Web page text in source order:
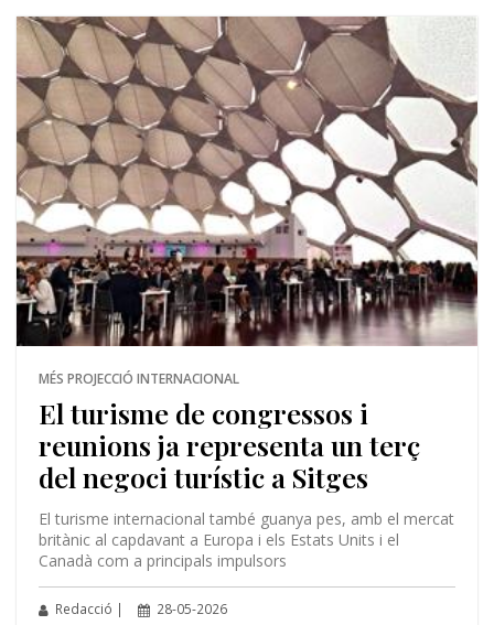
MÉS PROJECCIÓ INTERNACIONAL
El turisme de congressos i
reunions ja representa un terç
del negoci turístic a Sitges
El turisme internacional també guanya pes, amb el mercat
britànic al capdavant a Europa i els Estats Units i el
Canadà com a principals impulsors
Redacció | 28-05-2026